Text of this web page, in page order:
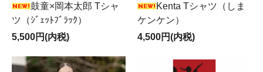
鼓童×岡本太郎 Tシャ
ツ（ｼﾞｪｯﾄﾌﾞﾗｯｸ）
5,500円(内税)
Kenta Tシャツ（しま
ケンケン）
4,500円(内税)